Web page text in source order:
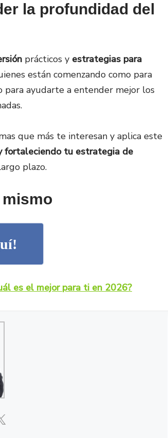
la profundidad del
prácticos y estrategias para
están comenzando como para
para ayudarte a entender mejor los
que más te interesan y aplica este
fortaleciendo tu estrategia de
plazo.
mismo
es el mejor para ti en 2026?